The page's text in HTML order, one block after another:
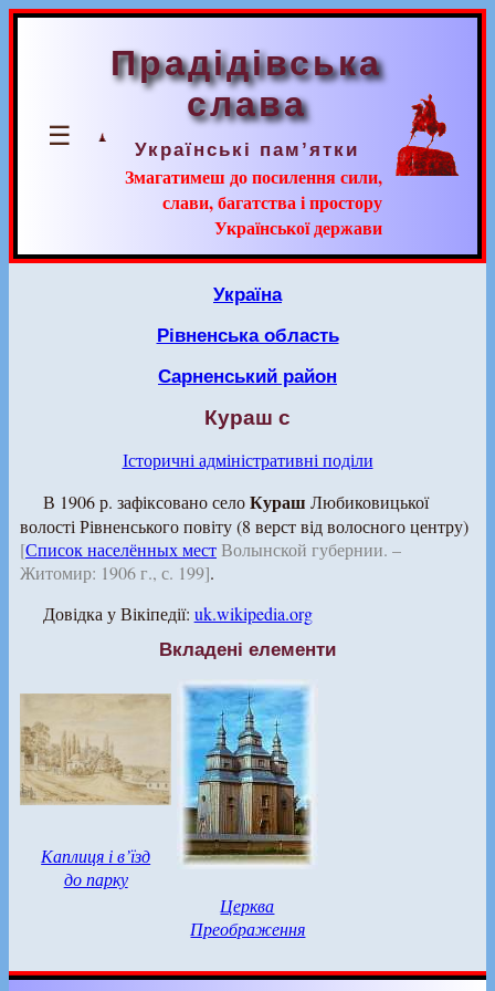
☰
Прадідівська
слава
Українські пам’ятки
Змагатимеш до посилення сили,
слави, багатства і простору
Української держави
Україна
Рівненська область
Сарненський район
Кураш с
Історичні адміністративні поділи
В 1906 р. зафіксовано селоКураш Любиковицької
волості Рівненського повіту (8 верст від волосного центру)
[Список населённых местВолынской губернии. –
Житомир: 1906 г., с. 199].
Довідка у Вікіпедії: uk.wikipedia.org
Вкладені елементи
Каплиця і в’їзд
до парку
Церква
Преображення